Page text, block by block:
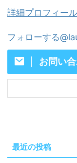
詳細プロフィー
フォローする
お問い
最近の投稿